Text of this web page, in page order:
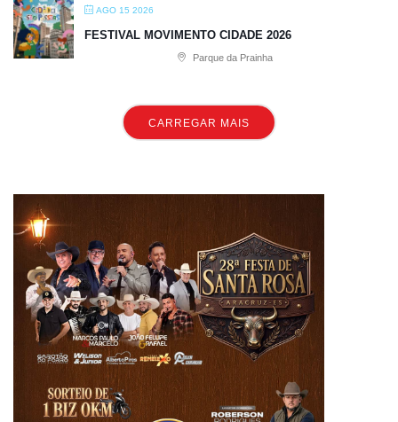
AGO 15 2026
FESTIVAL MOVIMENTO CIDADE 2026
Parque da Prainha
CARREGAR MAIS